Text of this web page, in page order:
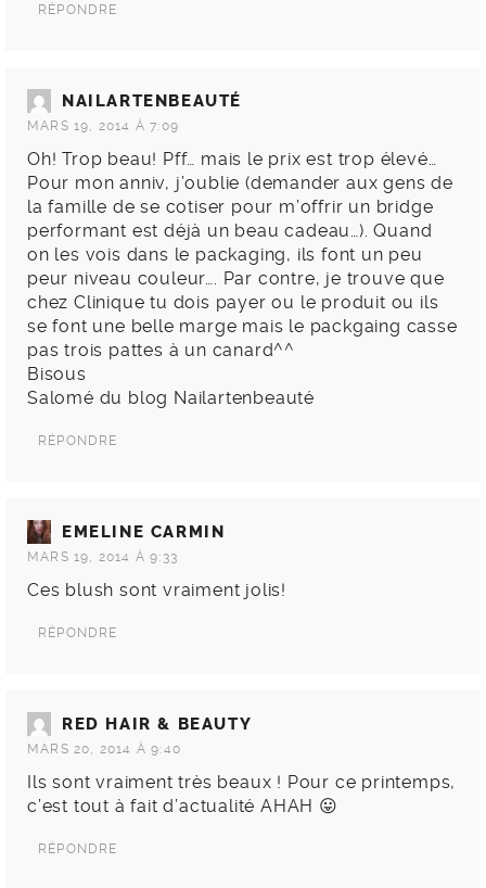
RÉPONDRE
NAILARTENBEAUTÉ
MARS 19, 2014 À 7:09
Oh! Trop beau! Pff… mais le prix est trop élevé…
Pour mon anniv, j’oublie (demander aux gens de
la famille de se cotiser pour m’offrir un bridge
performant est déjà un beau cadeau…). Quand
on les vois dans le packaging, ils font un peu
peur niveau couleur…. Par contre, je trouve que
chez Clinique tu dois payer ou le produit ou ils
se font une belle marge mais le packgaing casse
pas trois pattes à un canard^^
Bisous
Salomé du blog Nailartenbeauté
RÉPONDRE
EMELINE CARMIN
MARS 19, 2014 À 9:33
Ces blush sont vraiment jolis!
RÉPONDRE
RED HAIR & BEAUTY
MARS 20, 2014 À 9:40
Ils sont vraiment très beaux ! Pour ce printemps,
c’est tout à fait d’actualité AHAH 😛
RÉPONDRE